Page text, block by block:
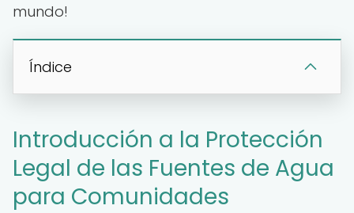
mundo!
Índice
Introducción a la Protección
Legal de las Fuentes de Agua
para Comunidades